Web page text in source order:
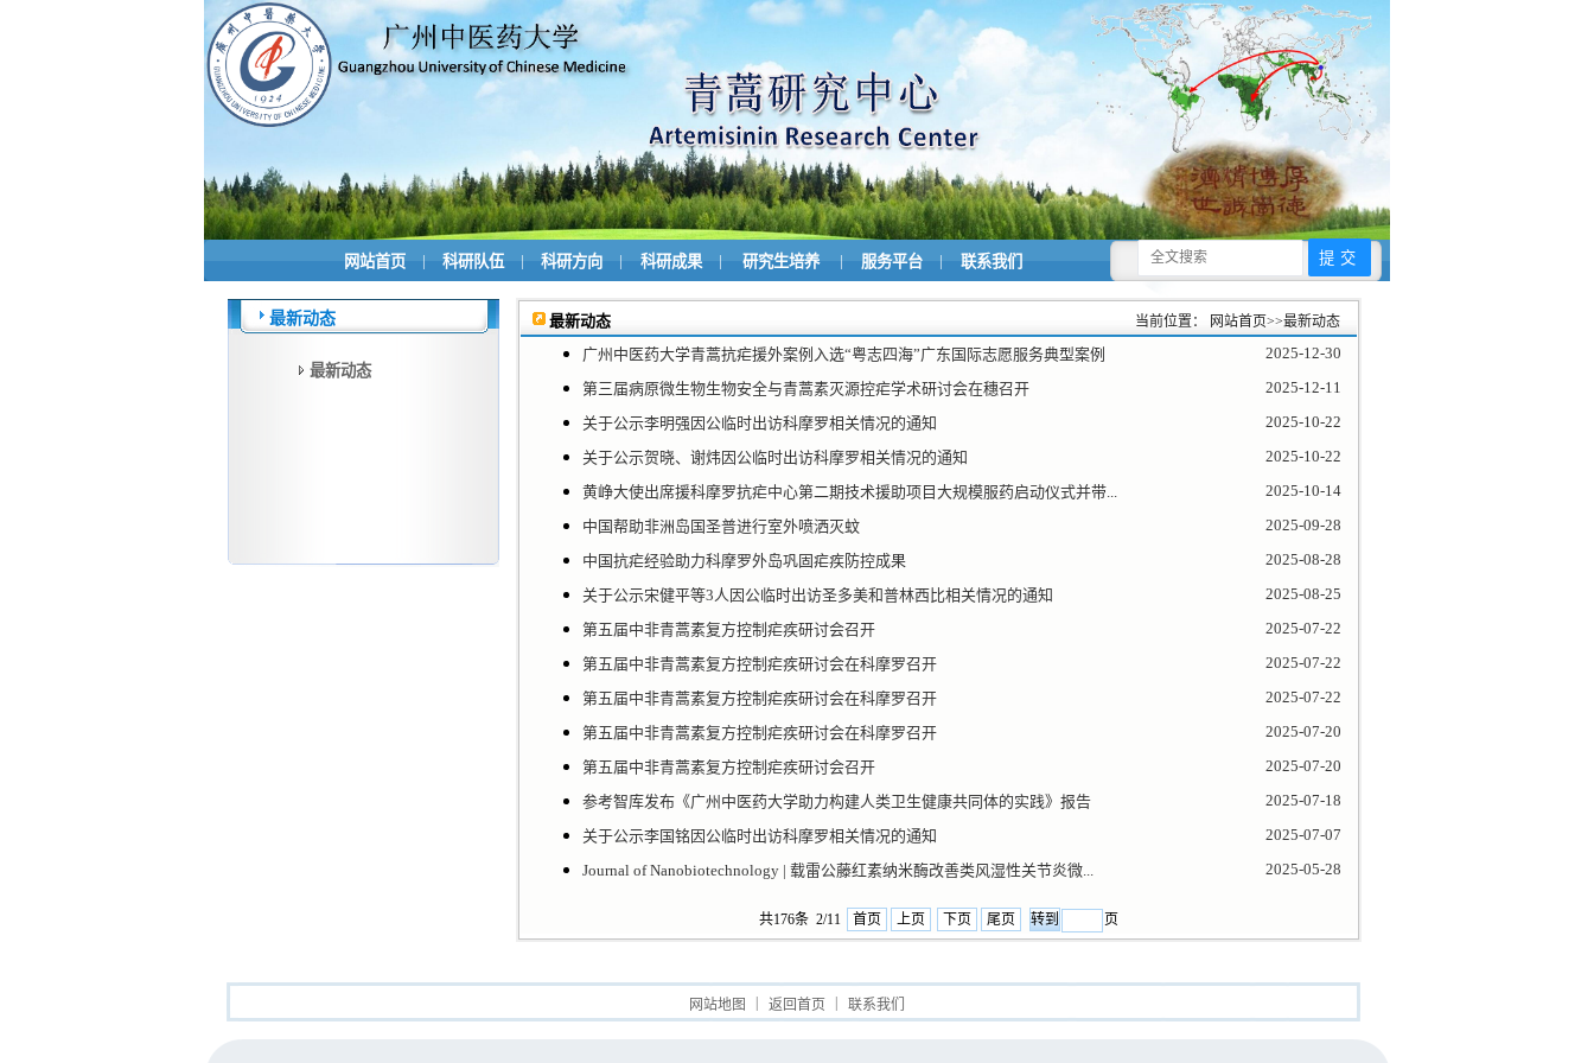
网站首页 | 科研队伍 | 科研方向 | 科研成果 | 研究生培养 | 服务平台 | 联系我们
最新动态
最新动态
最新动态 当前位置： 网站首页>>最新动态
广州中医药大学青蒿抗疟援外案例入选“粤志四海”广东国际志愿服务典型案例
2025-12-30
第三届病原微生物生物安全与青蒿素灭源控疟学术研讨会在穗召开
2025-12-11
关于公示李明强因公临时出访科摩罗相关情况的通知
2025-10-22
关于公示贺晓、谢炜因公临时出访科摩罗相关情况的通知
2025-10-22
黄峥大使出席援科摩罗抗疟中心第二期技术援助项目大规模服药启动仪式并带...
2025-10-14
中国帮助非洲岛国圣普进行室外喷洒灭蚊
2025-09-28
中国抗疟经验助力科摩罗外岛巩固疟疾防控成果
2025-08-28
关于公示宋健平等3人因公临时出访圣多美和普林西比相关情况的通知
2025-08-25
第五届中非青蒿素复方控制疟疾研讨会召开
2025-07-22
第五届中非青蒿素复方控制疟疾研讨会在科摩罗召开
2025-07-22
第五届中非青蒿素复方控制疟疾研讨会在科摩罗召开
2025-07-22
第五届中非青蒿素复方控制疟疾研讨会在科摩罗召开
2025-07-20
第五届中非青蒿素复方控制疟疾研讨会召开
2025-07-20
参考智库发布《广州中医药大学助力构建人类卫生健康共同体的实践》报告
2025-07-18
关于公示李国铭因公临时出访科摩罗相关情况的通知
2025-07-07
Journal of Nanobiotechnology | 载雷公藤红素纳米酶改善类风湿性关节炎微...
2025-05-28
共176条 2/11 首页 上页 下页 尾页 页
网站地图 返回首页 联系我们